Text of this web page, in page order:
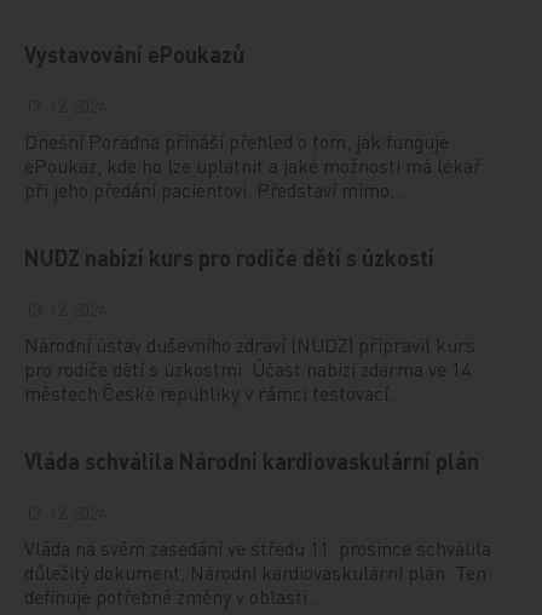
Vystavování ePoukazů
Dnešní Poradna přináší přehled o tom, jak funguje
ePoukaz, kde ho lze uplatnit a jaké možnosti má lékař
při jeho předání pacientovi. Představí mimo…
NUDZ nabízí kurs pro rodiče dětí s úzkostí
Národní ústav duševního zdraví (NUDZ) připravil kurs
pro rodiče dětí s úzkostmi. Účast nabízí zdarma ve 14
městech České republiky v rámci testovací…
Vláda schválila Národní kardiovaskulární plán
Vláda na svém zasedání ve středu 11. prosince schválila
důležitý dokument, Národní kardiovaskulární plán. Ten
definuje potřebné změny v oblasti…